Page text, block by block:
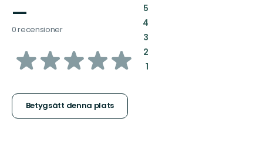
—
0 recensioner
av
stjärnor
Betygsätt denna plats
5:
4:
3:
2:
1: